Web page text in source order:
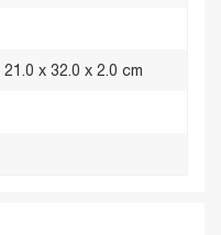
21.0 x 32.0 x 2.0 cm